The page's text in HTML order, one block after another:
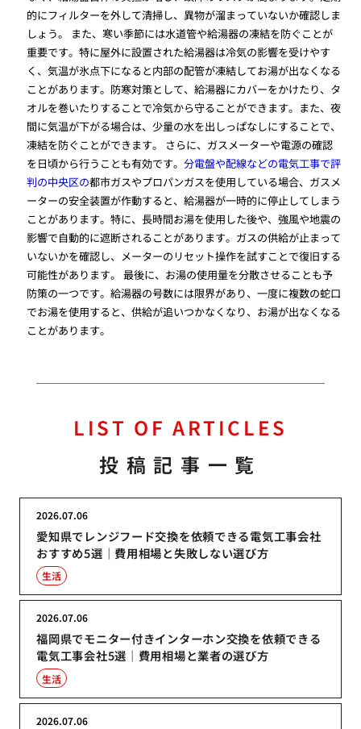
的にフィルターを外して清掃し、異物が溜まっていないか確認しま
しょう。 また、寒い季節には水道管や給湯器の凍結を防ぐことが
重要です。特に屋外に設置された給湯器は冷気の影響を受けやす
く、気温が氷点下になると内部の配管が凍結してお湯が出なくなる
ことがあります。防寒対策として、給湯器にカバーをかけたり、タ
オルを巻いたりすることで冷気から守ることができます。また、夜
間に気温が下がる場合は、少量の水を出しっぱなしにすることで、
凍結を防ぐことができます。 さらに、ガスメーターや電源の確認
を日頃から行うことも有効です。分電盤や配線などの電気工事で評
判の中央区の都市ガスやプロパンガスを使用している場合、ガスメ
ーターの安全装置が作動すると、給湯器が一時的に停止してしまう
ことがあります。特に、長時間お湯を使用した後や、強風や地震の
影響で自動的に遮断されることがあります。ガスの供給が止まって
いないかを確認し、メーターのリセット操作を試すことで復旧する
可能性があります。 最後に、お湯の使用量を分散させることも予
防策の一つです。給湯器の号数には限界があり、一度に複数の蛇口
でお湯を使用すると、供給が追いつかなくなり、お湯が出なくなる
ことがあります。
LIST OF ARTICLES
投稿記事一覧
愛知県でレンジフード交換を依頼できる電気工事会社
おすすめ5選｜費用相場と失敗しない選び方
2026.07.06
生活
福岡県でモニター付きインターホン交換を依頼できる
電気工事会社5選｜費用相場と業者の選び方
2026.07.06
生活
2026.07.06